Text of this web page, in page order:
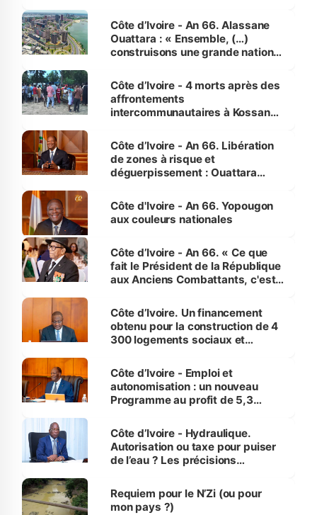
enfants
Côte d’Ivoire - An 66. Alassane
Ouattara : « Ensemble, (…)
construisons une grande nation
générations futures »
Côte d’Ivoire - 4 morts après des
affrontements
intercommunautaires à Kossandji
milieu des sinistrés
Côte d’Ivoire - An 66. Libération
de zones à risque et
déguerpissement : Ouattara
l'Etat de droit pour préserver les
vies humaines »
Côte d'Ivoire - An 66. Yopougon
aux couleurs nationales
Côte d’Ivoire - An 66. « Ce que
fait le Président de la République
aux Anciens Combattants, c'est
Côte d’Ivoire. Un financement
obtenu pour la construction de 4
300 logements sociaux et
et Yamoussoukro
Côte d’Ivoire - Emploi et
autonomisation : un nouveau
Programme au profit de 5,3
Côte d’Ivoire - Hydraulique.
Autorisation ou taxe pour puiser
de l’eau ? Les précisions
Requiem pour le N’Zi (ou pour
mon pays ?)